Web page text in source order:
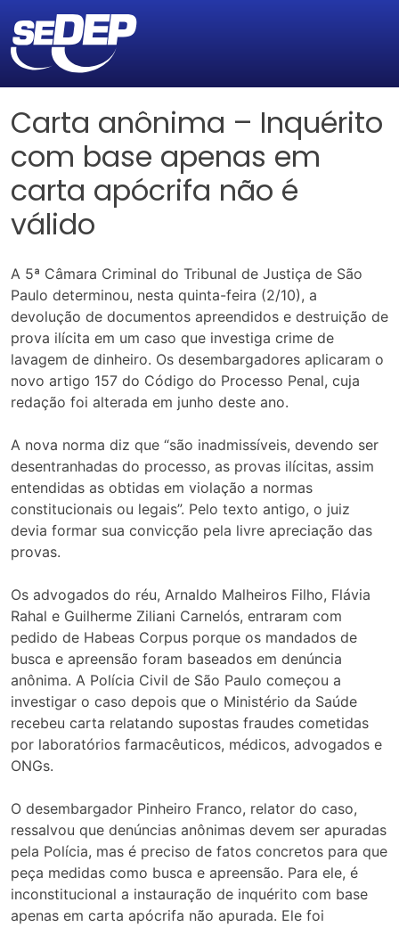
Carta anônima – Inquérito
com base apenas em
carta apócrifa não é
válido
A 5ª Câmara Criminal do Tribunal de Justiça de São
Paulo determinou, nesta quinta-feira (2/10), a
devolução de documentos apreendidos e destruição de
prova ilícita em um caso que investiga crime de
lavagem de dinheiro. Os desembargadores aplicaram o
novo artigo 157 do Código do Processo Penal, cuja
redação foi alterada em junho deste ano.
A nova norma diz que “são inadmissíveis, devendo ser
desentranhadas do processo, as provas ilícitas, assim
entendidas as obtidas em violação a normas
constitucionais ou legais”. Pelo texto antigo, o juiz
devia formar sua convicção pela livre apreciação das
provas.
Os advogados do réu, Arnaldo Malheiros Filho, Flávia
Rahal e Guilherme Ziliani Carnelós, entraram com
pedido de Habeas Corpus porque os mandados de
busca e apreensão foram baseados em denúncia
anônima. A Polícia Civil de São Paulo começou a
investigar o caso depois que o Ministério da Saúde
recebeu carta relatando supostas fraudes cometidas
por laboratórios farmacêuticos, médicos, advogados e
ONGs.
O desembargador Pinheiro Franco, relator do caso,
ressalvou que denúncias anônimas devem ser apuradas
pela Polícia, mas é preciso de fatos concretos para que
peça medidas como busca e apreensão. Para ele, é
inconstitucional a instauração de inquérito com base
apenas em carta apócrifa não apurada. Ele foi